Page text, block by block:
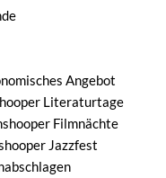
Angebot
Literaturtage
Filmnächte
Jazzfest